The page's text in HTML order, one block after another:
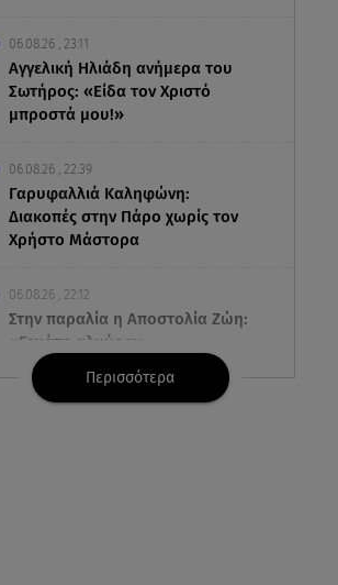
06.08.26 , 23:11
Αγγελική Ηλιάδη ανήμερα του
Σωτήρος: «Είδα τον Χριστό
μπροστά μου!»
06.08.26 , 22:39
Γαρυφαλλιά Καληφώνη:
Διακοπές στην Πάρο χωρίς τον
Χρήστο Μάστορα
06.08.26 , 22:12
Στην παραλία η Αποστολία Ζώη:
«Γεμάτη αλμύρα»
06.08.26 , 22:10
Περισσότερα